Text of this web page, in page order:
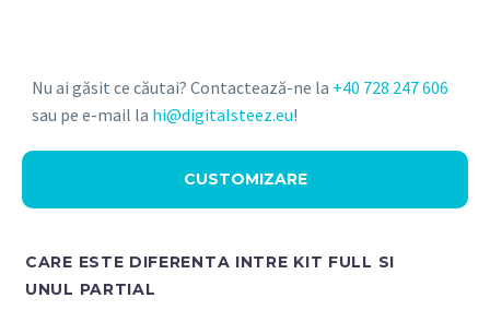
Nu ai găsit ce căutai? Contactează-ne la +40 728 247 606
sau pe e-mail la hi@digitalsteez.eu!
CUSTOMIZARE
CARE ESTE DIFERENTA INTRE KIT FULL SI
UNUL PARTIAL